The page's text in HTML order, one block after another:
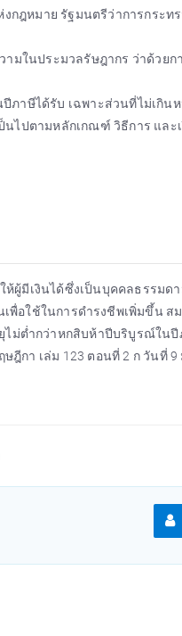
ฎหมาย รัฐมนตรีว่าการกระทร
มในประมวลรัษฎากร ว่าด้วยก
ภาษีได้รับ เฉพาะส่วนที่ไม่เกิน
นไปตามหลักเกณฑ์ วิธีการ และ
ห้ผู้มีเงินได้ซึ่งเป็นบุคคลธรรมด
พื่อใช้ในการดำรงชีพเพิ่มขึ้น ส
ไม่ต่ำกว่าหกสิบห้าปีบริบูรณ์ใน
ฎีกา เล่ม 123 ตอนที่ 2 ก วันที่ 9